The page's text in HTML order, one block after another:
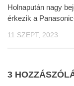
Holnapután nagy
érkezik a
11 SZEPT, 2023
3